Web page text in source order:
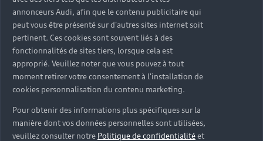
annonceurs Audi, afin que le contenu publicitaire qui
peut vous être présenté sur d'autres sites internet soit
pertinent. Ces cookies sont souvent liés à des
fonctionnalités de sites tiers, lorsque cela est
approprié. Veuillez noter que vous pouvez à tout
moment retirer votre consentement à l'installation de
cookies personnalisation du contenu marketing.
Pour obtenir des informations plus spécifiques sur la
manière dont vos données personnelles sont utilisées,
veuillez consulter notre Politique de confidentialitéet